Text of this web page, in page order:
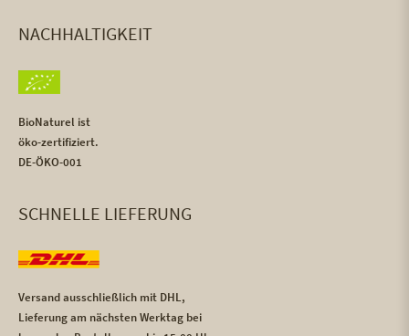
NACHHALTIGKEIT
BioNaturel ist
öko-zertifiziert.
DE-ÖKO-001
SCHNELLE LIEFERUNG
Versand ausschließlich mit DHL,
Lieferung am nächsten Werktag bei